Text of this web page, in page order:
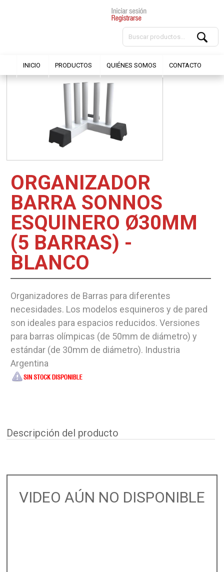
INICIO PRODUCTOS QUIÉNES SOMOS CONTACTO
ORGANIZADOR
BARRA SONNOS
ESQUINERO Ø30MM
(5 BARRAS) -
BLANCO
Organizadores de Barras para diferentes
necesidades. Los modelos esquineros y de pared
son ideales para espacios reducidos. Versiones
para barras olímpicas (de 50mm de diámetro) y
estándar (de 30mm de diámetro). Industria
Argentina
Descripción del producto
VIDEO AÚN NO DISPONIBLE